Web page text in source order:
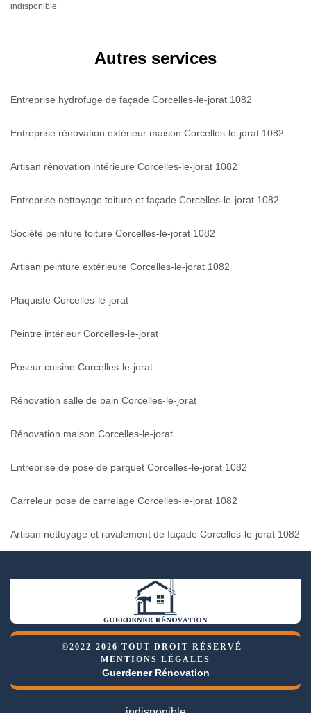
indisponible
Autres services
Entreprise hydrofuge de façade Corcelles-le-jorat 1082
Entreprise rénovation extérieur maison Corcelles-le-jorat 1082
Artisan rénovation intérieure Corcelles-le-jorat 1082
Entreprise nettoyage toiture et façade Corcelles-le-jorat 1082
Société peinture toiture Corcelles-le-jorat 1082
Artisan peinture extérieure Corcelles-le-jorat 1082
Plaquiste Corcelles-le-jorat
Peintre intérieur Corcelles-le-jorat
Poseur cuisine Corcelles-le-jorat
Rénovation salle de bain Corcelles-le-jorat
Rénovation maison Corcelles-le-jorat
Entreprise de pose de parquet Corcelles-le-jorat 1082
Carreleur pose de carrelage Corcelles-le-jorat 1082
Artisan nettoyage et ravalement de façade Corcelles-le-jorat 1082
©2022-2026 TOUT DROIT RÉSERVÉ -
MENTIONS LÉGALES
Guerdener Rénovation